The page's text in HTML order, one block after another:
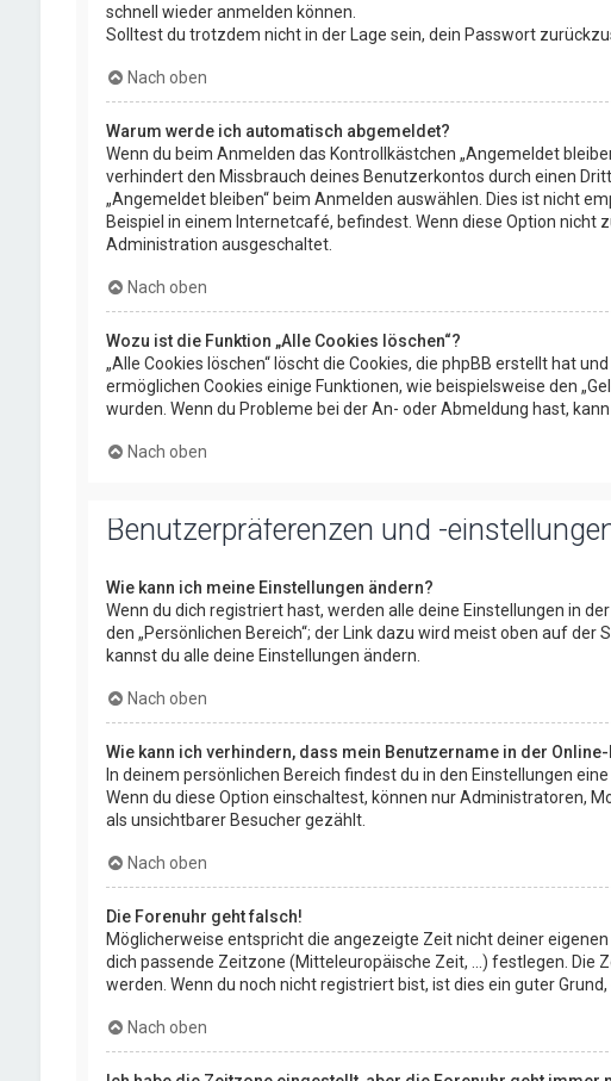
schnell wieder anmelden können.
Solltest du trotzdem nicht in der Lage sein, dein Passwort
Nach oben
Warum werde ich automatisch abgemeldet?
Wenn du beim Anmelden das Kontrollkästchen „Angemeldet
verhindert den Missbrauch deines Benutzerkontos durch einen
„Angemeldet bleiben“ beim Anmelden auswählen. Dies ist nicht
Beispiel in einem Internetcafé, befindest. Wenn diese Option
Administration ausgeschaltet.
Nach oben
Wozu ist die Funktion „Alle Cookies löschen“?
„Alle Cookies löschen“ löscht die Cookies, die phpBB erstellt hat
ermöglichen Cookies einige Funktionen, wie beispielsweise den
wurden. Wenn du Probleme bei der An- oder Abmeldung hast,
Nach oben
Benutzerpräferenzen und -
Wie kann ich meine Einstellungen ändern?
Wenn du dich registriert hast, werden alle deine Einstellungen in
den „Persönlichen Bereich“; der Link dazu wird meist oben auf
kannst du alle deine Einstellungen ändern.
Nach oben
Wie kann ich verhindern, dass mein Benutzername in der
In deinem persönlichen Bereich findest du in den Einstellungen
Wenn du diese Option einschaltest, können nur Administratoren,
als unsichtbarer Besucher gezählt.
Nach oben
Die Forenuhr geht falsch!
Möglicherweise entspricht die angezeigte Zeit nicht deiner
dich passende Zeitzone (Mitteleuropäische Zeit, ...) festlegen.
werden. Wenn du noch nicht registriert bist, ist dies ein guter
Nach oben